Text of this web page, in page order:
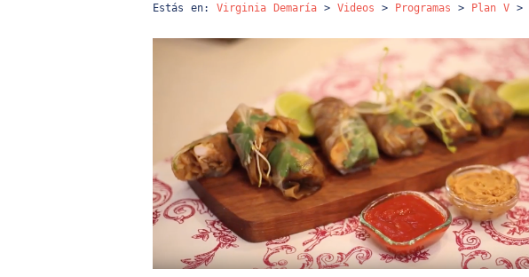
Estás en: Virginia Demaría > Videos > Programas > Plan V >